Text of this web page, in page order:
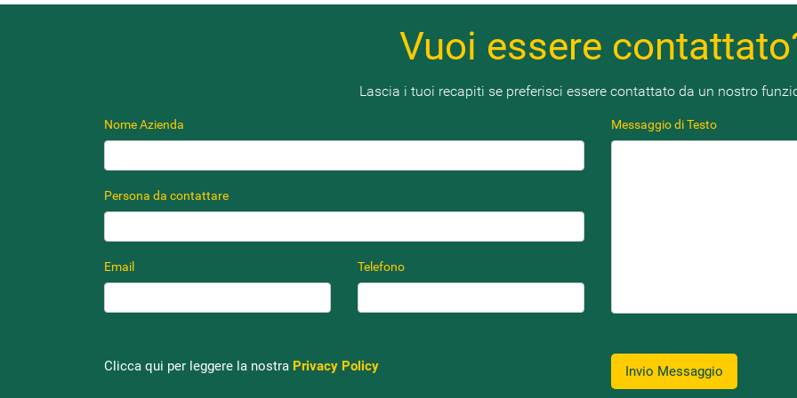
Vuoi essere
Lascia i tuoi recapiti se preferisci essere contattato da un nostro
Nome Azienda
Persona da contattare
Email Telefono
Messaggio di Testo
Clicca qui per leggere la nostra Privacy Policy Invio Messaggio